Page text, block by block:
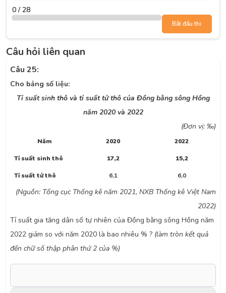
0 / 28
Bắt đầu thi
Câu hỏi liên quan
Câu 25:
Cho bảng số liệu:
Tỉ suất sinh thô và tỉ suất tử thô của Đồng bằng sông Hồng
năm 2020 và 2022
(Đơn vị: ‰)
Năm 2020 2022
Tỉ suất sinh thô 17,2 15,2
Tỉ suất tử thô 6,1 6,0
(Nguồn: Tổng cục Thống kê năm 2021, NXB Thống kê Việt Nam
2022)
Tỉ suất gia tăng dân số tự nhiên của Đồng bằng sông Hồng năm
2022 giảm so với năm 2020 là bao nhiêu % ? (làm tròn kết quả
đến chữ số thập phân thứ 2 của %)